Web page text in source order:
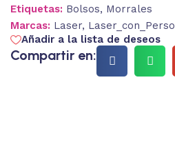
Etiquetas: Bolsos, Morrales
Marcas: Laser,
Añadir a la lista de deseos
Compartir en: